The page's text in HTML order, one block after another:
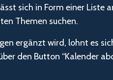
sich in Form einer
Themen suchen.
ergänzt wird, lohnt es
den Button “Kalender